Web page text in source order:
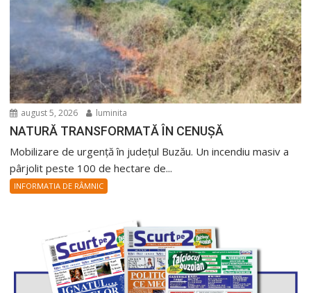
august 5, 2026 luminita
NATURĂ TRANSFORMATĂ ÎN CENUȘĂ
Mobilizare de urgență în județul Buzău. Un incendiu masiv a
pârjolit peste 100 de hectare de...
INFORMATIA DE RÂMNIC